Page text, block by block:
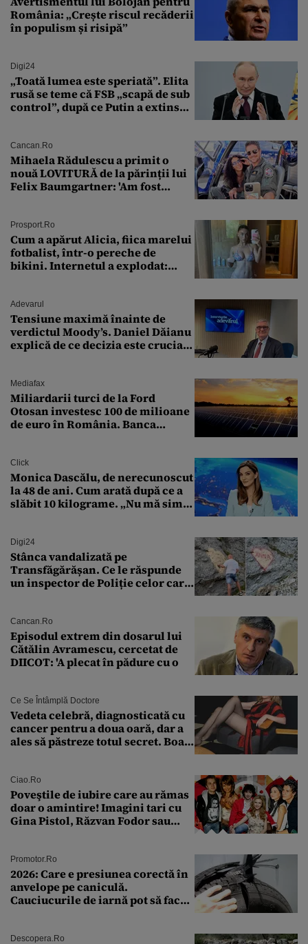
România: „Crește riscul recăderii
în populism și risipă”
Digi24
„Toată lumea este speriată”. Elita
rusă se teme că FSB „scapă de sub
control”, după ce Putin a extins
Cancan.ro
Mihaela Rădulescu a primit o
nouă LOVITURĂ de la părinții lui
Felix Baumgartner: 'Am fost
Prosport.ro
Cum a apărut Alicia, fiica marelui
fotbalist, într-o pereche de
bikini. Internetul a explodat:
Adevarul
Tensiune maximă înainte de
verdictul Moody’s. Daniel Dăianu
explică de ce decizia este crucială
Mediafax
Miliardarii turci de la Ford
Otosan investesc 100 de milioane
de euro în România. Banca
Click
Monica Dascălu, de nerecunoscut
la 48 de ani. Cum arată după ce a
slăbit 10 kilograme. „Nu mă simt
Digi24
Stânca vandalizată pe
Transfăgărășan. Ce le răspunde
un inspector de Poliție celor care
Cancan.ro
Episodul extrem din dosarul lui
Cătălin Avramescu, cercetat de
DIICOT: 'A plecat în pădure cu o
Ce Se Întâmplă Doctore
Vedeta celebră, diagnosticată cu
cancer pentru a doua oară, dar a
ales să păstreze totul secret. Boala
Ciao.ro
Poveştile de iubire care au rămas
doar o amintire! Imagini tari cu
Gina Pistol, Răzvan Fodor sau
Promotor.ro
2026: Care e presiunea corectă în
anvelope pe caniculă.
Cauciucurile de iarnă pot să facă
Descopera.ro